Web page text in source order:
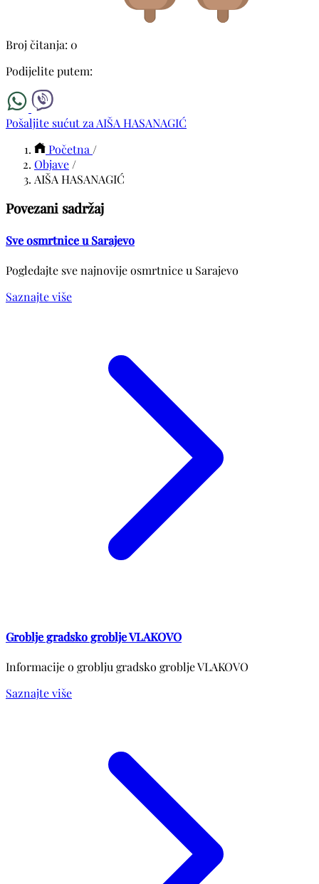
Broj čitanja: 0
Podijelite putem:
Pošaljite sućut za AIŠA HASANAGIĆ
Početna /
Objave /
AIŠA HASANAGIĆ
Povezani sadržaj
Sve osmrtnice u Sarajevo
Pogledajte sve najnovije osmrtnice u Sarajevo
Saznajte više
Groblje gradsko groblje VLAKOVO
Informacije o groblju gradsko groblje VLAKOVO
Saznajte više